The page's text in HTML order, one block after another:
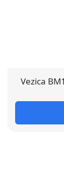
Vezica